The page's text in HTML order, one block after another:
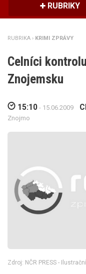
DALŠÍ
REGION
RUBRIKY
RUBRIKA › KRIMI ZPRÁVY
Celníci
Znojemsku
15:10 - 15.06.2009
Znojmo
Zdroj: NČR PRESS -